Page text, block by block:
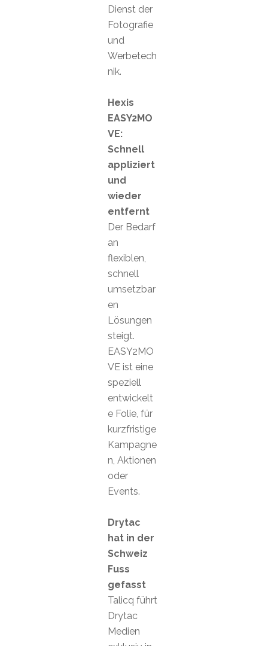
Dienst der
Fotografie
und
Werbetech
nik.
Hexis
EASY2MO
VE:
Schnell
appliziert
und
wieder
entfernt
Der Bedarf
an
flexiblen,
schnell
umsetzbar
en
Lösungen
steigt.
EASY2MO
VE ist eine
speziell
entwickelt
e Folie, für
kurzfristige
Kampagne
n, Aktionen
oder
Events.
Drytac
hat in der
Schweiz
Fuss
gefasst
Talicq führt
Drytac
Medien